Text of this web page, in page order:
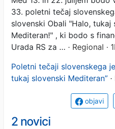
slovenski
33. poletni tečaj
slovenski Obali "Halo, tukaj
Mediteran!" , ki bodo s
Urada RS za … · Regional ·
Poletni tečaji slovenskega
tukaj slovenski Mediteran”
objavi
2 novici